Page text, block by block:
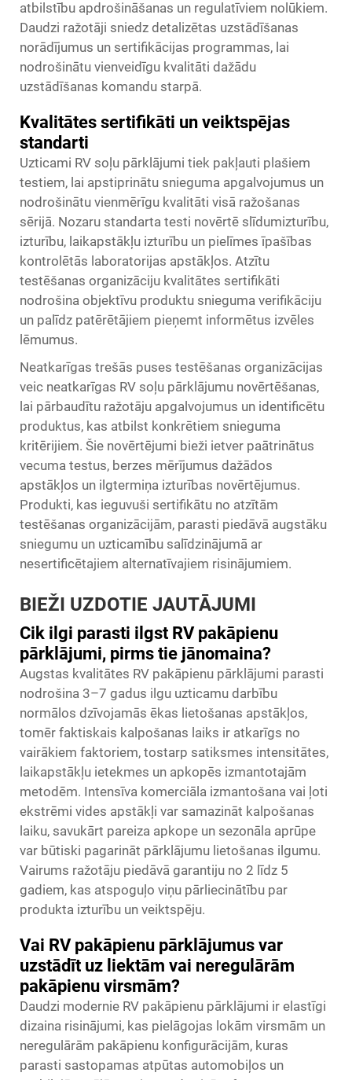
atbilstību apdrošināšanas un regulatīviem nolūkiem.
Daudzi ražotāji sniedz detalizētas uzstādīšanas
norādījumus un sertifikācijas programmas, lai
nodrošinātu vienveidīgu kvalitāti dažādu
uzstādīšanas komandu starpā.
Kvalitātes sertifikāti un veiktspējas
standarti
Uzticami RV soļu pārklājumi tiek pakļauti plašiem
testiem, lai apstiprinātu snieguma apgalvojumus un
nodrošinātu vienmērīgu kvalitāti visā ražošanas
sērijā. Nozaru standarta testi novērtē slīdumizturību,
izturību, laikapstākļu izturību un pielīmes īpašības
kontrolētās laboratorijas apstākļos. Atzītu
testēšanas organizāciju kvalitātes sertifikāti
nodrošina objektīvu produktu snieguma verifikāciju
un palīdz patērētājiem pieņemt informētus izvēles
lēmumus.
Neatkarīgas trešās puses testēšanas organizācijas
veic neatkarīgas RV soļu pārklājumu novērtēšanas,
lai pārbaudītu ražotāju apgalvojumus un identificētu
produktus, kas atbilst konkrētiem snieguma
kritērijiem. Šie novērtējumi bieži ietver paātrinātus
vecuma testus, berzes mērījumus dažādos
apstākļos un ilgtermiņa izturības novērtējumus.
Produkti, kas ieguvuši sertifikātu no atzītām
testēšanas organizācijām, parasti piedāvā augstāku
sniegumu un uzticamību salīdzinājumā ar
nesertificētajiem alternatīvajiem risinājumiem.
BIEŽI UZDOTIE JAUTĀJUMI
Cik ilgi parasti ilgst RV pakāpienu
pārklājumi, pirms tie jānomaina?
Augstas kvalitātes RV pakāpienu pārklājumi parasti
nodrošina 3–7 gadus ilgu uzticamu darbību
normālos dzīvojamās ēkas lietošanas apstākļos,
tomēr faktiskais kalpošanas laiks ir atkarīgs no
vairākiem faktoriem, tostarp satiksmes intensitātes,
laikapstākļu ietekmes un apkopēs izmantotajām
metodēm. Intensīva komerciāla izmantošana vai ļoti
ekstrēmi vides apstākļi var samazināt kalpošanas
laiku, savukārt pareiza apkope un sezonāla aprūpe
var būtiski pagarināt pārklājumu lietošanas ilgumu.
Vairums ražotāju piedāvā garantiju no 2 līdz 5
gadiem, kas atspoguļo viņu pārliecinātību par
produkta izturību un veiktspēju.
Vai RV pakāpienu pārklājumus var
uzstādīt uz liektām vai neregulārām
pakāpienu virsmām?
Daudzi modernie RV pakāpienu pārklājumi ir elastīgi
dizaina risinājumi, kas pielāgojas lokām virsmām un
neregulārām pakāpienu konfigurācijām, kuras
parasti sastopamas atpūtas automobiļos un